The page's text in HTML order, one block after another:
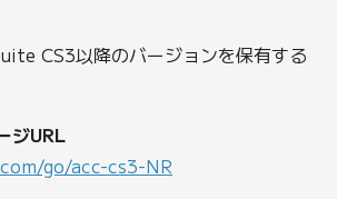
CS3以降のバージョンを保有する
ジURL
go/acc-cs3-NR